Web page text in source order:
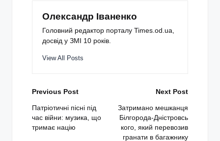
Олександр Іваненко
Головний редактор порталу Times.od.ua,
досвід у ЗМІ 10 років.
View All Posts
Post
navigation
Previous Post
Патріотичні пісні під
час війни: музика, що
тримає націю
Next Post
Затримано мешканця
Білгорода‑Дністровсь
кого, який перевозив
гранати в багажнику